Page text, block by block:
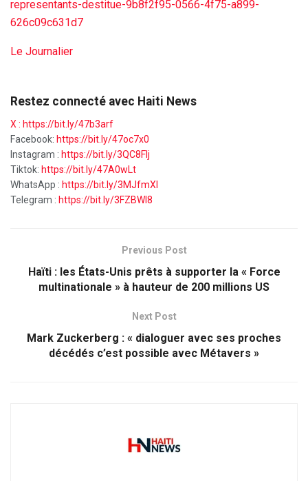
representants-destitue-9b8f2f95-0566-4f75-a899-
626c09c631d7
Le Journalier
Restez connecté avec Haiti News
X : https://bit.ly/47b3arf
Facebook: https://bit.ly/47oc7x0
Instagram : https://bit.ly/3QC8FIj
Tiktok: https://bit.ly/47A0wLt
WhatsApp : https://bit.ly/3MJfmXI
Telegram : https://bit.ly/3FZBWI8
Previous Post
Haïti : les États-Unis prêts à supporter la « Force
multinationale » à hauteur de 200 millions US
Next Post
Mark Zuckerberg : « dialoguer avec ses proches
décédés c’est possible avec Métavers »